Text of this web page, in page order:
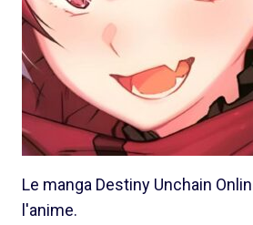
Le manga Destiny Unchain
l'anime.